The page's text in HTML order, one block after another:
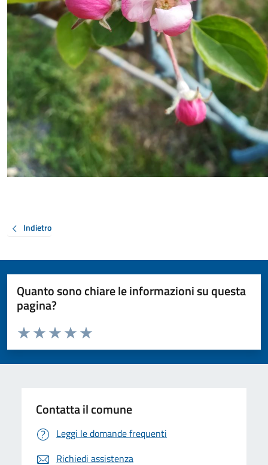
Indietro
Quanto sono chiare le informazioni su questa
pagina?
Valuta da 1 a 5 stelle la pagina
Valuta 5 stelle su 5
Valuta 4 stelle su 5
Valuta 3 stelle su 5
Valuta 2 stelle su 5
Valuta 1 stelle su 5
Contatta il comune
Leggi le domande frequenti
Richiedi assistenza